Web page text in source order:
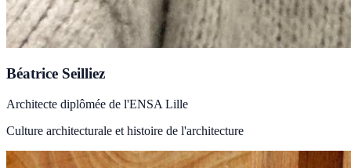
Béatrice Seilliez
Architecte diplômée de l'ENSA Lille
Culture architecturale et histoire de l'architecture